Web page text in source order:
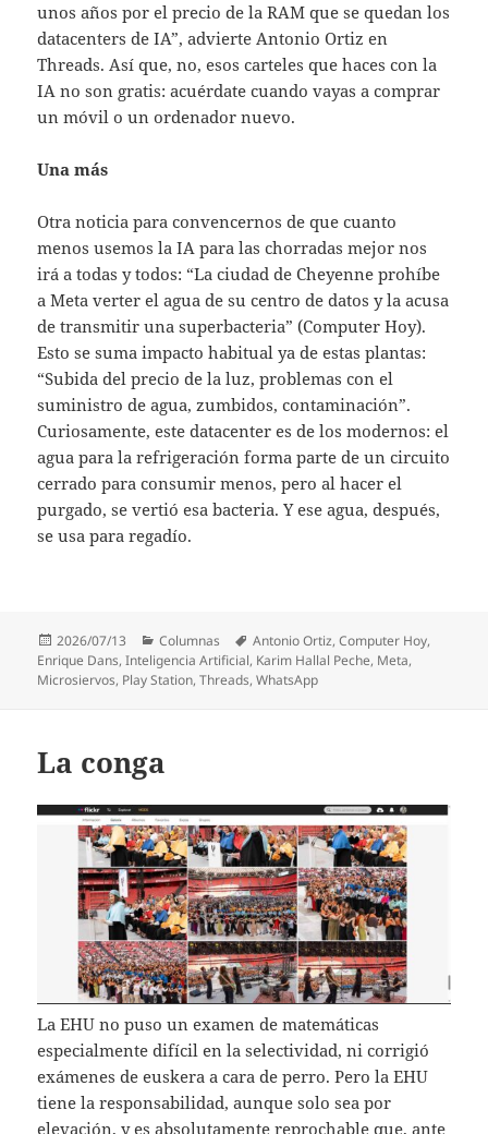
unos años por el precio de la RAM que se quedan los
datacenters de IA”, advierte Antonio Ortiz en
Threads. Así que, no, esos carteles que haces con la
IA no son gratis: acuérdate cuando vayas a comprar
un móvil o un ordenador nuevo.
Una más
Otra noticia para convencernos de que cuanto
menos usemos la IA para las chorradas mejor nos
irá a todas y todos: “La ciudad de Cheyenne prohíbe
a Meta verter el agua de su centro de datos y la acusa
de transmitir una superbacteria” (Computer Hoy).
Esto se suma impacto habitual ya de estas plantas:
“Subida del precio de la luz, problemas con el
suministro de agua, zumbidos, contaminación”.
Curiosamente, este datacenter es de los modernos: el
agua para la refrigeración forma parte de un circuito
cerrado para consumir menos, pero al hacer el
purgado, se vertió esa bacteria. Y ese agua, después,
se usa para regadío.
Publicado
el
2026/07/13 Categorías
Columnas Etiquetas
Antonio Ortiz,Computer Hoy,
Enrique Dans,Inteligencia Artificial, Karim Hallal Peche, Meta,
Microsiervos, Play Station,Threads,WhatsApp
La conga
La EHU no puso un examen de matemáticas
especialmente difícil en la selectividad, ni corrigió
exámenes de euskera a cara de perro. Pero la EHU
tiene la responsabilidad, aunque solo sea por
elevación, y es absolutamente reprochable que, ante